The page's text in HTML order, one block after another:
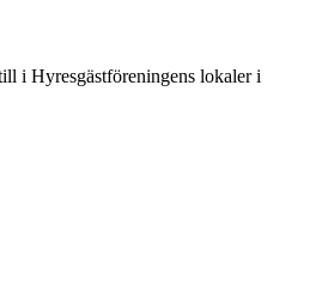
i Hyresgästföreningens lokaler i